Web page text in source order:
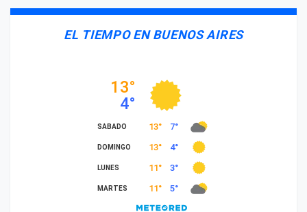
EL TIEMPO EN BUENOS AIRES